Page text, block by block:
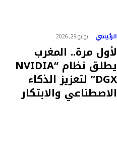
الرئيسي يونيو 29, 2026
لأول مرة.. المغرب
يطلق نظام “NVIDIA
DGX” لتعزيز الذكاء
الاصطناعي والابتكار